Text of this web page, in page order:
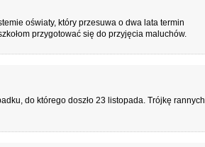
oświaty, który przesuwa o dwa lata termin
przygotować się do przyjęcia maluchów.
do którego doszło 23 listopada. Trójkę rannych